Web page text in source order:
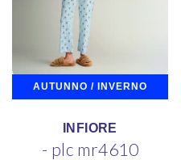
AUTUNNO / INVERNO
INFIORE
- plc mr4610